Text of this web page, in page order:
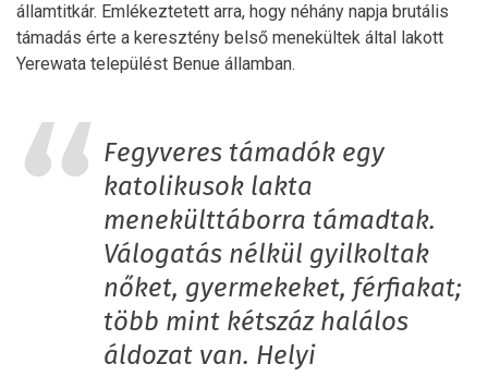
államtitkár. Emlékeztetett arra, hogy néhány napja brutális
támadás érte a keresztény belső menekültek által lakott
Yerewata települést Benue államban.
Fegyveres támadók egy
katolikusok lakta
menekülttáborra támadtak.
Válogatás nélkül gyilkoltak
nőket, gyermekeket, férfiakat;
több mint kétszáz halálos
áldozat van. Helyi